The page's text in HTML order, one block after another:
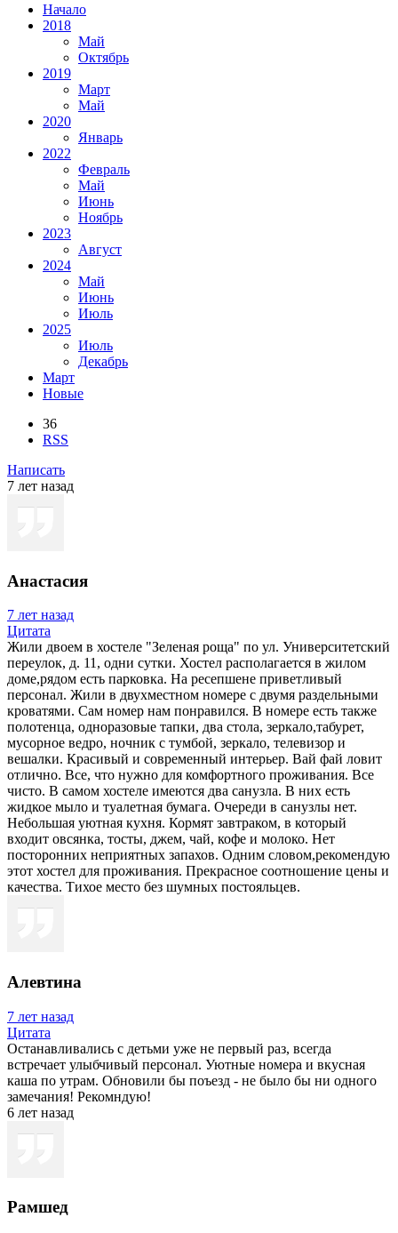
Начало
2018
Май
Октябрь
2019
Март
Май
2020
Январь
2022
Февраль
Май
Июнь
Ноябрь
2023
Август
2024
Май
Июнь
Июль
2025
Июль
Декабрь
Март
Новые
36
RSS
Написать
7 лет назад
Анастасия
7 лет назад
Цитата
Жили двоем в хостеле "Зеленая роща" по ул. Университетский
переулок, д. 11, одни сутки. Хостел располагается в жилом
доме,рядом есть парковка. На ресепшене приветливый
персонал. Жили в двухместном номере с двумя раздельными
кроватями. Сам номер нам понравился. В номере есть также
полотенца, одноразовые тапки, два стола, зеркало,табурет,
мусорное ведро, ночник с тумбой, зеркало, телевизор и
вешалки. Красивый и современный интерьер. Вай фай ловит
отлично. Все, что нужно для комфортного проживания. Все
чисто. В самом хостеле имеются два санузла. В них есть
жидкое мыло и туалетная бумага. Очереди в санузлы нет.
Небольшая уютная кухня. Кормят завтраком, в который
входит овсянка, тосты, джем, чай, кофе и молоко. Нет
посторонних неприятных запахов. Одним словом,рекомендую
этот хостел для проживания. Прекрасное соотношение цены и
качества. Тихое место без шумных постояльцев.
Алевтина
7 лет назад
Цитата
Останавливались с детьми уже не первый раз, всегда
встречает улыбчивый персонал. Уютные номера и вкусная
каша по утрам. Обновили бы поъезд - не было бы ни одного
замечания! Рекомндую!
6 лет назад
Рамшед